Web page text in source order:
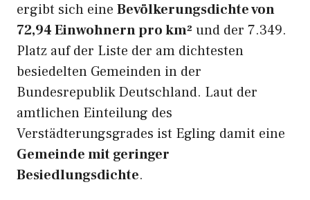
ergibt sich eine Bevölkerungsdichte von
72,94 Einwohnern pro km² und der 7.349.
Platz auf der Liste der am dichtesten
besiedelten Gemeinden in der
Bundesrepublik Deutschland. Laut der
amtlichen Einteilung des
Verstädterungsgrades ist Egling damit eine
Gemeinde mit geringer
Besiedlungsdichte.